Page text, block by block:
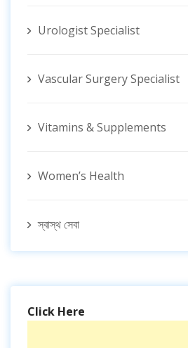
Urologist Specialist
Vascular Surgery Specialist
Vitamins & Supplements
Women’s Health
স্বাস্থ সেবা
Click Here